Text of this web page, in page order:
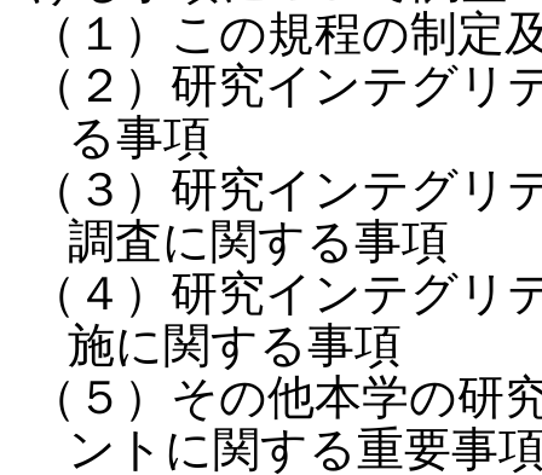
（１）この規程の制定
（２）研究インテグ
る事項
（３）研究インテグ
調査に関する事項
（４）研究インテグ
施に関する事項
（５）その他本学の
ントに関する重要事